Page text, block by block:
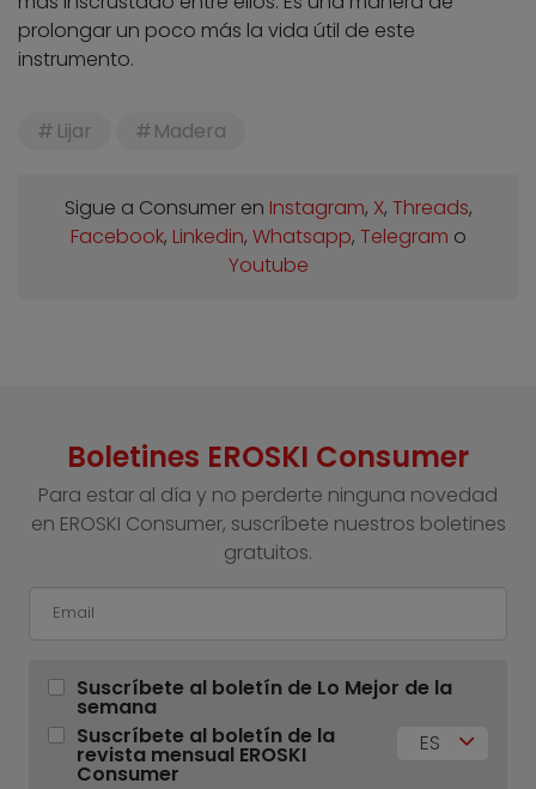
prolongar un poco más la vida útil de este
instrumento.
Lijar Madera
Sigue a Consumer en Instagram, X, Threads,
Facebook, Linkedin, Whatsapp, Telegram o
Youtube
Boletines EROSKI Consumer
Para estar al día y no perderte ninguna novedad
en EROSKI Consumer, suscríbete nuestros boletines
gratuitos.
Suscríbete al boletín de Lo Mejor de la
semana
Suscríbete al boletín de la
revista mensual EROSKI
Consumer
ES